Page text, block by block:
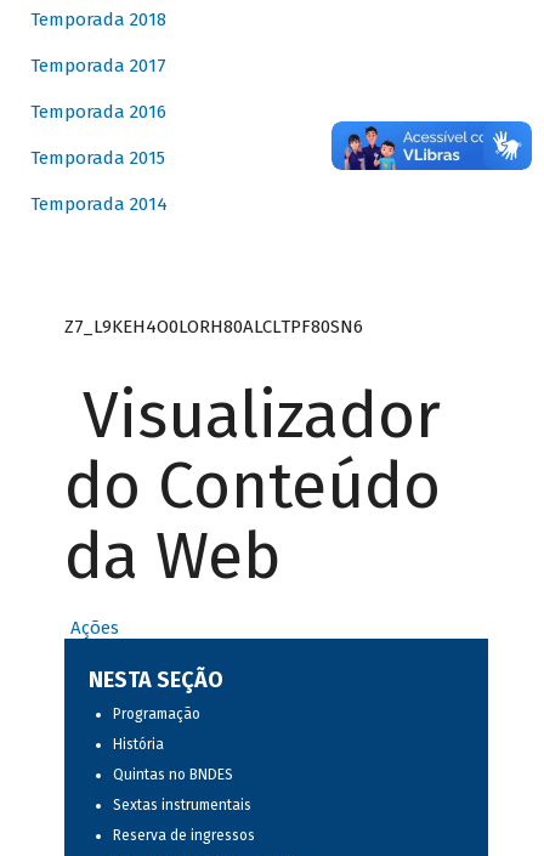
Temporada 2018
Temporada 2017
Temporada 2016
Temporada 2015
Temporada 2014
Z7_L9KEH4O0LORH80ALCLTPF80SN6
Visualizador
do Conteúdo
da Web
Ações
NESTA SEÇÃO
Programação
História
Quintas no BNDES
Sextas instrumentais
Reserva de ingressos